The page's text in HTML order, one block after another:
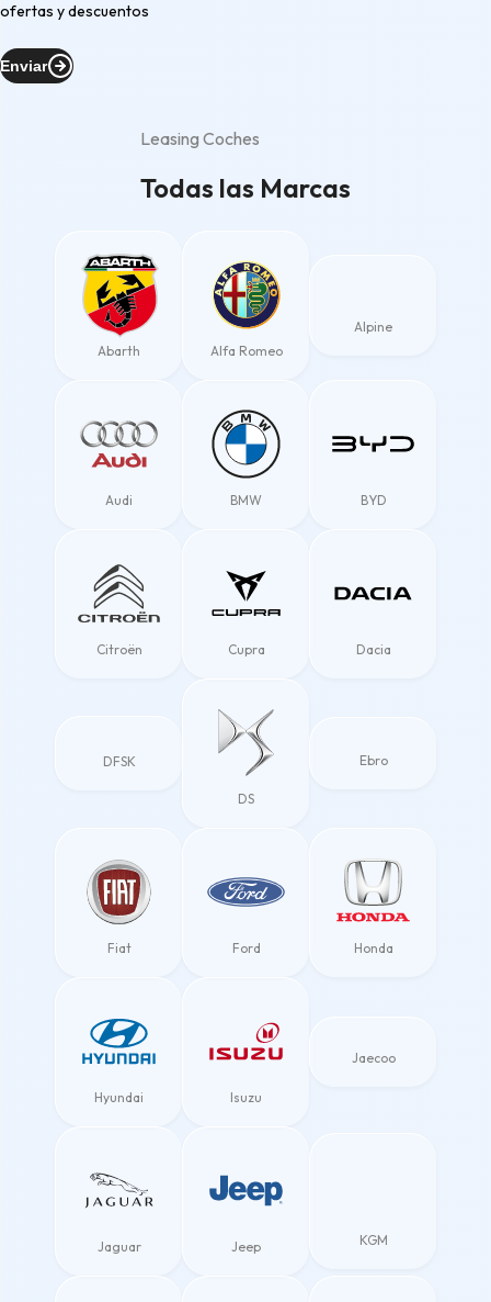
ofertas y descuentos
Enviar
Leasing Coches
Todas las Marcas
Abarth Alfa Romeo
Alpine
Audi BMW BYD
Citroën Cupra Dacia
DFSK
DS
Ebro
Fiat Ford Honda
Hyundai Isuzu
Jaecoo
Jaguar Jeep KGM